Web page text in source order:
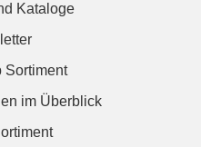
Kataloge
Sortiment
im Überblick